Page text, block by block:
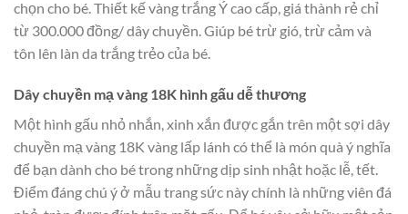
chọn cho bé. Thiết kế vàng trắng Ý cao cấp, giá thành rẻ chỉ
từ 300.000 đồng/ dây chuyền. Giúp bé trừ gió, trừ cảm và
tôn lên làn da trắng trẻo của bé.
Dây chuyền mạ vàng 18K hình gấu dễ thương
Một hình gấu nhỏ nhắn, xinh xắn được gắn trên một sợi dây
chuyền mạ vàng 18K vàng lấp lánh có thể là món quà ý nghĩa
để bạn dành cho bé trong những dịp sinh nhật hoặc lễ, tết.
Điểm đáng chú ý ở mẫu trang sức này chính là những viên đá